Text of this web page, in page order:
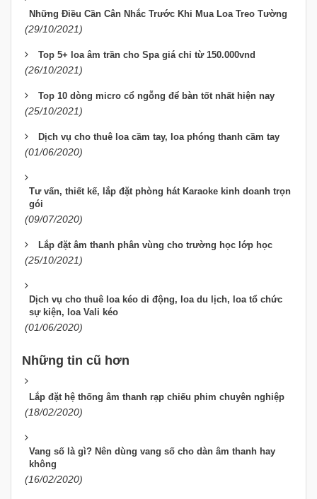
Những Điều Cần Cân Nhắc Trước Khi Mua Loa Treo Tường
(29/10/2021)
Top 5+ loa âm trần cho Spa giá chỉ từ 150.000vnd
(26/10/2021)
Top 10 dòng micro cổ ngỗng để bàn tốt nhất hiện nay
(25/10/2021)
Dịch vụ cho thuê loa cầm tay, loa phóng thanh cầm tay
(01/06/2020)
Tư vấn, thiết kế, lắp đặt phòng hát Karaoke kinh doanh trọn
gói
(09/07/2020)
Lắp đặt âm thanh phân vùng cho trường học lớp học
(25/10/2021)
Dịch vụ cho thuê loa kéo di động, loa du lịch, loa tổ chức
sự kiện, loa Vali kéo
(01/06/2020)
Những tin cũ hơn
Lắp đặt hệ thống âm thanh rạp chiếu phim chuyên nghiệp
(18/02/2020)
Vang số là gì? Nên dùng vang số cho dàn âm thanh hay
không
(16/02/2020)